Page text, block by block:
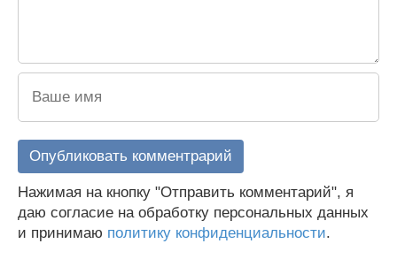
Нажимая на кнопку "Отправить комментарий", я
даю согласие на обработку персональных данных
и принимаю политику конфиденциальности.